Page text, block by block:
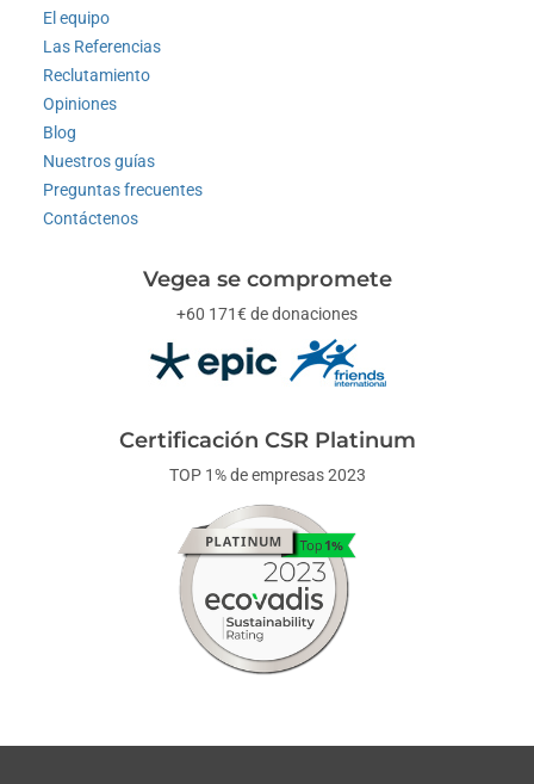
El equipo
Las Referencias
Reclutamiento
Opiniones
Blog
Nuestros guías
Preguntas frecuentes
Contáctenos
Vegea se compromete
+60 171€ de donaciones
Certificación CSR Platinum
TOP 1% de empresas 2023